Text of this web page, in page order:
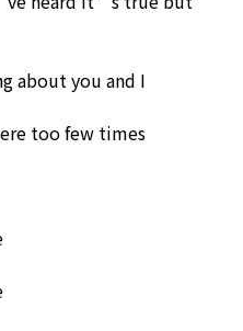
about you and I
too few times